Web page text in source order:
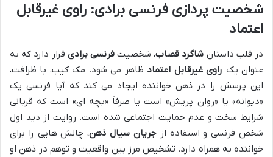
شخصیت پردازی فرنسی برادی: راوی غیرقابل
اعتماد
در قلب داستان شاگرد قصاب، شخصیتفرنسی برادی قرار دارد که به
عنوان یک راوی غیرقابل اعتماد ظاهر می شود. مک کیب، با ظرافت،
این پرسش را در ذهن خواننده ایجاد می کند که آیا فرنسی یک
«دیوانه» یا «روان پریش» است یا صرفاً «بچه ای» است که قربانی
شرایط سخت و عدم حمایت اجتماعی شده است. روایت از دید اول
شخص فرنسی و استفاده ازجریان سیال ذهن، چالش هایی را برای
خواننده به همراه دارد. تشخیص مرز بین واقعیت و توهم در ذهن او